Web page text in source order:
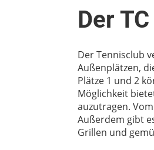
Der
Der Tennisclub
Außenplätzen,
Plätze 1 und 2
Möglichkeit
auzutragen.
Außerdem gibt
Grillen und